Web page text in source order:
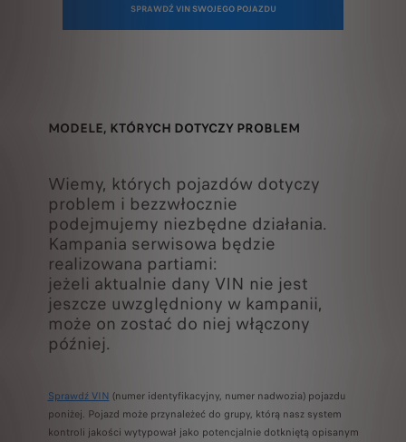
SPRAWDŹ VIN SWOJEGO POJAZDU
MODELE, KTÓRYCH DOTYCZY PROBLEM
Wiemy, których pojazdów dotyczy
problem i bezzwłocznie
podejmujemy niezbędne działania.
Kampania serwisowa będzie
realizowana partiami:
jeżeli aktualnie dany VIN nie jest
jeszcze uwzględniony w kampanii,
może on zostać do niej włączony
później.
Sprawdź VIN (numer identyfikacyjny, numer nadwozia) pojazdu
poniżej. Pojazd może przynależeć do grupy, którą nasz system
kontroli jakości wytypował jako potencjalnie dotkniętą opisanym